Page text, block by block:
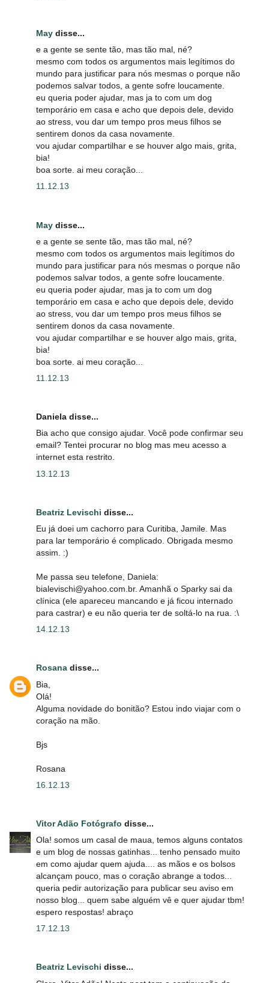
May disse...
e a gente se sente tão, mas tão mal, né?
mesmo com todos os argumentos mais legítimos do
mundo para justificar para nós mesmas o porque não
podemos salvar todos, a gente sofre loucamente.
eu queria poder ajudar, mas ja to com um dog
temporário em casa e acho que depois dele, devido
ao stress, vou dar um tempo pros meus filhos se
sentirem donos da casa novamente.
vou ajudar compartilhar e se houver algo mais, grita,
bia!
boa sorte. ai meu coração...
11.12.13
May disse...
e a gente se sente tão, mas tão mal, né?
mesmo com todos os argumentos mais legítimos do
mundo para justificar para nós mesmas o porque não
podemos salvar todos, a gente sofre loucamente.
eu queria poder ajudar, mas ja to com um dog
temporário em casa e acho que depois dele, devido
ao stress, vou dar um tempo pros meus filhos se
sentirem donos da casa novamente.
vou ajudar compartilhar e se houver algo mais, grita,
bia!
boa sorte. ai meu coração...
11.12.13
Daniela disse...
Bia acho que consigo ajudar. Você pode confirmar seu
email? Tentei procurar no blog mas meu acesso a
internet esta restrito.
13.12.13
Beatriz Levischi disse...
Eu já doei um cachorro para Curitiba, Jamile. Mas
para lar temporário é complicado. Obrigada mesmo
assim. :)
Me passa seu telefone, Daniela:
bialevischi@yahoo.com.br. Amanhã o Sparky sai da
clínica (ele apareceu mancando e já ficou internado
para castrar) e eu não queria ter de soltá-lo na rua. :\
14.12.13
Rosana disse...
Bia,
Olá!
Alguma novidade do bonitão? Estou indo viajar com o
coração na mão.
Bjs
Rosana
16.12.13
Vitor Adão Fotógrafo disse...
Ola! somos um casal de maua, temos alguns contatos
e um blog de nossas gatinhas... tenho pensado muito
em como ajudar quem ajuda.... as mãos e os bolsos
alcançam pouco, mas o coração abrange a todos...
queria pedir autorização para publicar seu aviso em
nosso blog... quem sabe alguém vê e quer ajudar tbm!
espero respostas! abraço
17.12.13
Beatriz Levischi disse...